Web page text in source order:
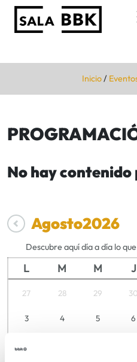
Inicio/
No hay
Agosto2026
Descubre aquí día a día lo
L M M J
27 28 29 30
3 4 5 6